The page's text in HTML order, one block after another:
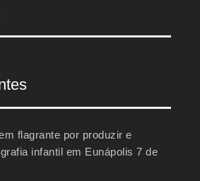
flagrante por produzir e
infantil em Eunápolis 7 de